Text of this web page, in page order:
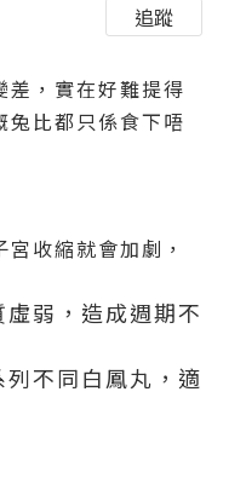
追蹤
，實在好難提得
比都只係食下唔
收縮就會加劇，
弱，造成週期不
不同白鳳丸，適